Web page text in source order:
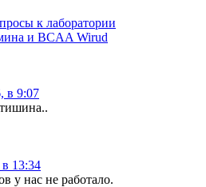
к лаборатории
и BCAA Wirud
в 9:07
13:34
у нас не работало.